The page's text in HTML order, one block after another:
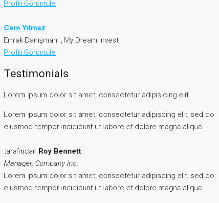
Profili Görüntüle
Cem Yılmaz
Emlak Danışmanı , My Dream Invest
Profili Görüntüle
Testimonials
Lorem ipsum dolor sit amet, consectetur adipisicing elit
Lorem ipsum dolor sit amet, consectetur adipiscing elit, sed do
eiusmod tempor incididunt ut labore et dolore magna aliqua.
tarafından Roy Bennett
Manager, Company Inc.
Lorem ipsum dolor sit amet, consectetur adipiscing elit, sed do
eiusmod tempor incididunt ut labore et dolore magna aliqua.